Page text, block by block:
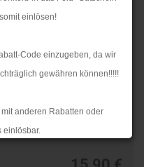
einlösen!
Code einzugeben, da wir
gewähren können!!!!!
anderen Rabatten oder
einlösbar.